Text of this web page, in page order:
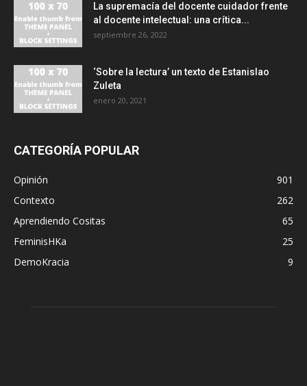
La supremacía del docente cuidador frente
al docente intelectual: una crítica...
septiembre 26, 2022
‘Sobre la lectura’ un texto de Estanislao
Zuleta
enero 20, 2021
CATEGORÍA POPULAR
Opinión
901
Contexto
262
Aprendiendo Cositas
65
FeminisHKa
25
DemoKracia
9